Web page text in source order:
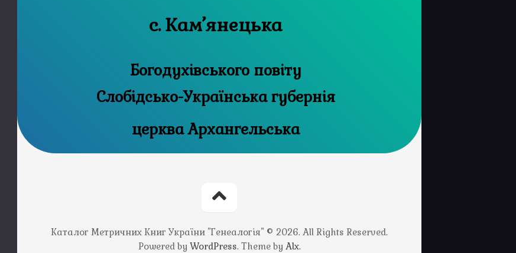
с. Кам’янецька
Богодухівського повіту
Слобідсько-Українська губернія
церква Архангельська
Каталог Метричних Книг України "Генеалогія" © 2026. All Rights Reserved.
Powered by WordPress. Theme by Alx.